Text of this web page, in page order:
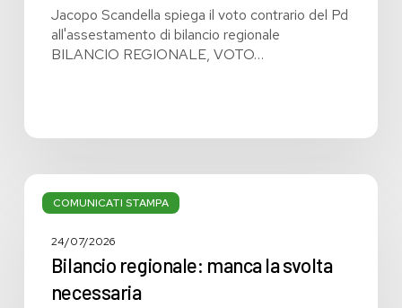
Jacopo Scandella spiega il voto contrario del Pd
all'assestamento di bilancio regionale
BILANCIO REGIONALE, VOTO…
COMUNICATI STAMPA
Bilancio
regionale:
svolta
24/07/2026
Bilancio regionale: manca la svolta
necessaria